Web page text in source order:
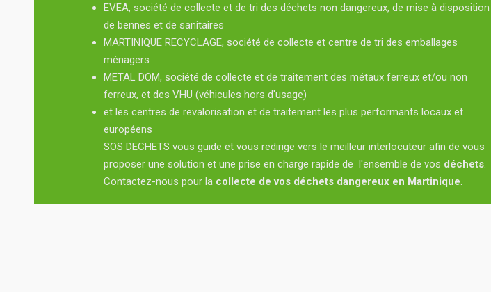
EVEA, société de collecte et de tri des déchets non dangereux, de mise à disposition
de bennes et de sanitaires
MARTINIQUE RECYCLAGE, société de collecte et centre de tri des emballages
ménagers
METAL DOM, société de collecte et de traitement des métaux ferreux et/ou non
ferreux, et des VHU (véhicules hors d'usage)
et les centres de revalorisation et de traitement les plus performants locaux et
européens
SOS DECHETS vous guide et vous redirige vers le meilleur interlocuteur afin de vous
proposer une solution et une prise en charge rapide de l'ensemble de vos déchets.
Contactez-nous pour la collecte de vos déchets dangereux en Martinique.